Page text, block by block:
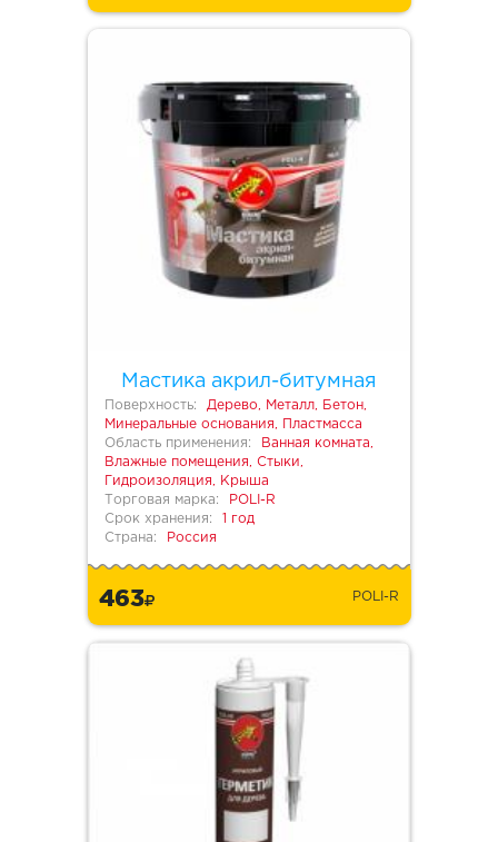
Мастика акрил-битумная
Поверхность:
Дерево, Металл, Бетон,
Минеральные основания, Пластмасса
Область применения:
Ванная комната,
Влажные помещения, Стыки,
Гидроизоляция, Крыша
Торговая марка:
POLI-R
Срок хранения:
1 год
Страна:
Россия
463 POLI-R